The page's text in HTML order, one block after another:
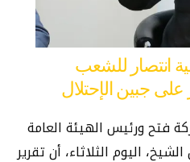
انتصار للشعب
جبين الإحتلال
فتح ورئيس الهيئة العامة
اليوم الثلاثاء، أن ‏تقرير